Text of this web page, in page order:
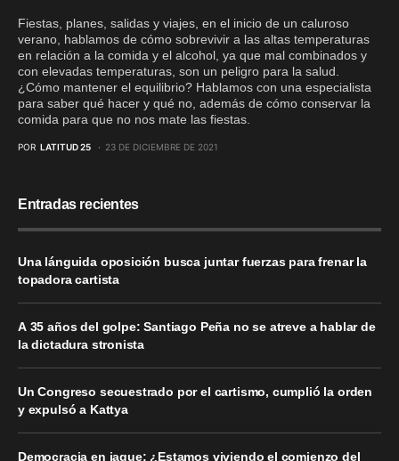
Fiestas, planes, salidas y viajes, en el inicio de un caluroso
verano, hablamos de cómo sobrevivir a las altas temperaturas
en relación a la comida y el alcohol, ya que mal combinados y
con elevadas temperaturas, son un peligro para la salud.
¿Cómo mantener el equilibrio? Hablamos con una especialista
para saber qué hacer y qué no, además de cómo conservar la
comida para que no nos mate las fiestas.
POR LATITUD 25 23 DE DICIEMBRE DE 2021
Entradas recientes
Una lánguida oposición busca juntar fuerzas para frenar la
topadora cartista
A 35 años del golpe: Santiago Peña no se atreve a hablar de
la dictadura stronista
Un Congreso secuestrado por el cartismo, cumplió la orden
y expulsó a Kattya
Democracia en jaque: ¿Estamos viviendo el comienzo del